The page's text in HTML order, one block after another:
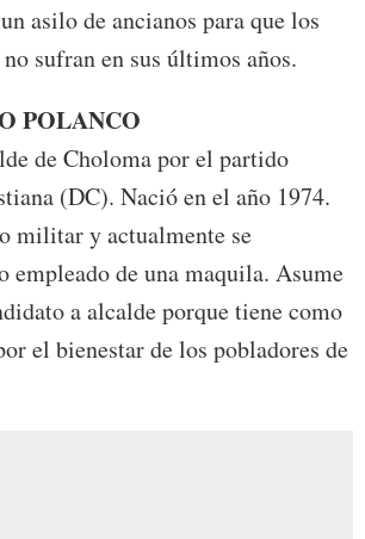
asilo de ancianos para que los
sufran en sus últimos años.
POLANCO
de Choloma por el partido
(DC). Nació en el año 1974.
militar y actualmente se
empleado de una maquila. Asume
a alcalde porque tiene como
el bienestar de los pobladores de